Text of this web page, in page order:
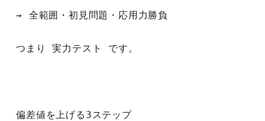
→ 全範囲・初見問題・応用力勝負
つまり 実力テスト です。
偏差値を上げる3ステップ